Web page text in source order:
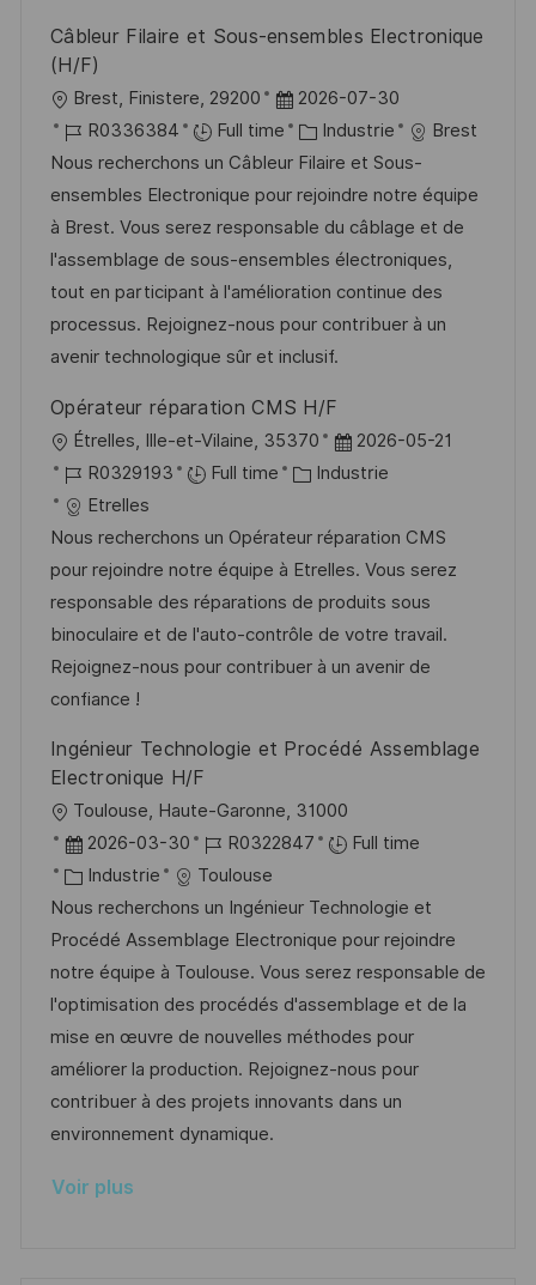
o
Câbleur Filaire et Sous-ensembles Electronique
(H/F)
o
c
a
l
i
s
a
t
o
n
Brest, Finistere, 29200
D
a
t
e
d
’
a
f
f
c
h
a
e
2026-07-30
R
é
f
é
r
e
n
c
d
u
p
o
s
t
e
R0336384 Full time
C
a
t
é
g
o
r
i
Industrie
Brest
Nous recherchons un Câbleur Filaire et Sous-
ensembles Electronique pour rejoindre notre équipe
à Brest. Vous serez responsable du câblage et de
l'assemblage de sous-ensembles électroniques,
tout en participant à l'amélioration continue des
processus. Rejoignez-nous pour contribuer à un
avenir technologique sûr et inclusif.
Opérateur réparation CMS H/F
o
c
a
l
i
s
a
t
Étrelles, Ille-et-Vilaine, 35370
D
a
e
d
’
a
f
g
2026-05-21
R
é
f
é
r
e
n
c
d
o
R0329193 Full time
C
t
é
g
o
r
Industrie
Etrelles
Nous recherchons un Opérateur réparation CMS
pour rejoindre notre équipe à Etrelles. Vous serez
responsable des réparations de produits sous
binoculaire et de l'auto-contrôle de votre travail.
Rejoignez-nous pour contribuer à un avenir de
confiance !
Ingénieur Technologie et Procédé Assemblage
Electronique H/F
o
c
a
l
i
s
a
t
i
o
Toulouse, Haute-Garonne, 31000
D
a
t
e
d
’
a
f
f
i
h
2026-03-30
R
é
f
é
r
e
n
c
e
d
R0322847
Full time
C
a
t
é
g
o
r
i
e
Industrie
Toulouse
Nous recherchons un Ingénieur Technologie et
Procédé Assemblage Electronique pour rejoindre
notre équipe à Toulouse. Vous serez responsable de
l'optimisation des procédés d'assemblage et de la
mise en œuvre de nouvelles méthodes pour
améliorer la production. Rejoignez-nous pour
contribuer à des projets innovants dans un
environnement dynamique.
Voir plus